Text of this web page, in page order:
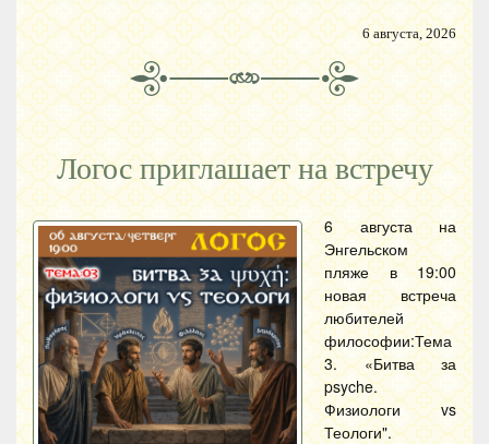
6 августа, 2026
Логос приглашает на встречу
6 августа на
Энгельском
пляже в 19:00
новая встреча
любителей
философии:Тема
3. «Битва за
psyche.
Физиологи vs
Теологи".